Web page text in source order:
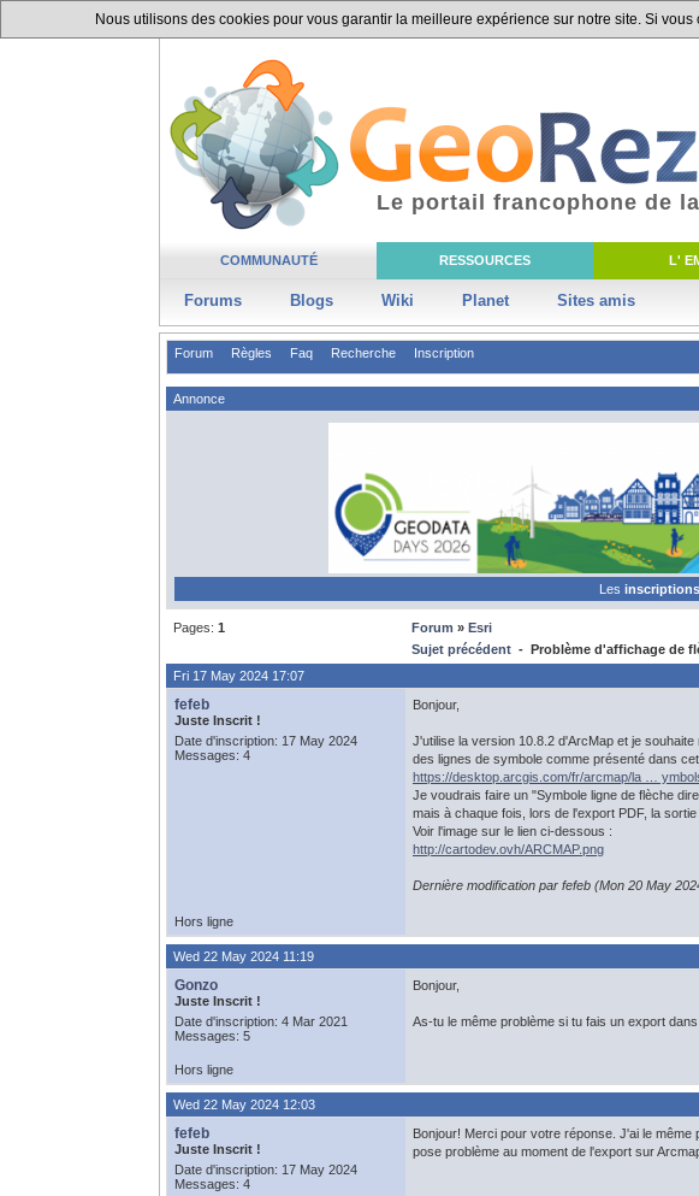
Nous utilisons des cookies pour vous garantir la meilleure expérience sur notre site. Si
COMMUNAUTÉ RESSOURCES L'
Forums Blogs Wiki Planet Sites amis
Le portail francophone de
Forum Règles Faq Recherche Inscription
Annonce
Les inscriptions
Pages: 1 Forum » Esri
Sujet précédent - Problème d'affichage de
Fri 17 May 2024 17:07
fefeb
Juste Inscrit !
Date d'inscription: 17 May 2024
Messages: 4
Bonjour,
J'utilise la version 10.8.2 d'ArcMap et je
des lignes de symbole comme présenté dans
https://desktop.arcgis.com/fr/arcmap/la …
Je voudrais faire un "Symbole ligne de flèche
mais à chaque fois, lors de l'export PDF, la
Voir l'image sur le lien ci-dessous :
http://cartodev.ovh/ARCMAP.png
Dernière modification par fefeb (Mon 20 May
Hors ligne
Wed 22 May 2024 11:19
Gonzo
Juste Inscrit !
Date d'inscription: 4 Mar 2021
Messages: 5
Bonjour,
As-tu le même problème si tu fais un export
Hors ligne
Wed 22 May 2024 12:03
fefeb
Juste Inscrit !
Date d'inscription: 17 May 2024
Messages: 4
Bonjour! Merci pour votre réponse. J'ai le
pose problème au moment de l'export sur